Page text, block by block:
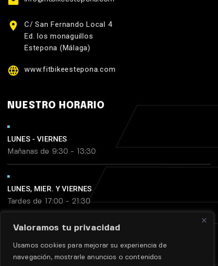
Valoramos tu privacidad
Usamos cookies para mejorar su experiencia de
navegación, mostrarle anuncios o contenidos
C/ San Fernando Local 4
Ed. los monaguillos
Estepona (Málaga)
www.fitbikeestepona.com
NUESTRO HORARIO
LUNES - VIERNES
Mañanas de 9:30 - 13:30
LUNES, MIER. Y VIERNES
Tardes de 17:00 - 21:30